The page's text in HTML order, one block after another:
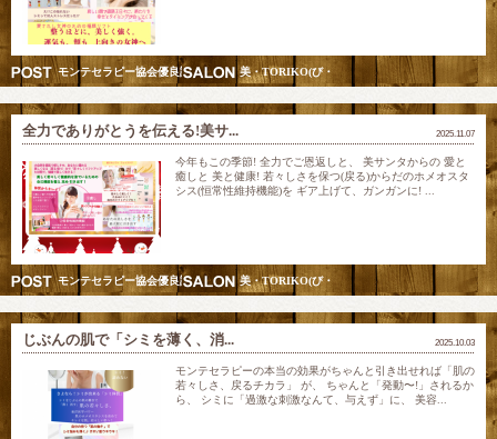
モンテセラピー協会優良認定スクール講師&五行美巡り調律師美・TORIKO(び・とりこ) 愛されリフト美人モン
2025.11.07
全力でありがとうを伝える!美サ...
今年もこの季節! 全力でご恩返しと、 美サンタからの 愛と
癒しと 美と健康! 若々しさを保つ(戻る)からだのホメオスタ
シス(恒常性維持機能)を ギア上げて、ガンガンに! ...
モンテセラピー協会優良認定スクール講師&五行美巡り調律師美・TORIKO(び・とりこ) 愛されリフト美人モン
2025.10.03
じぶんの肌で「シミを薄く、消...
モンテセラピーの本当の効果がちゃんと引き出せれば「肌の
若々しさ、戻るチカラ」 が、 ちゃんと「発動〜!」されるか
ら、 シミに「過激な刺激なんて、与えず」に、 美容...